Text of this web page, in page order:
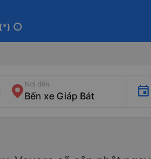
info
Nơi đến